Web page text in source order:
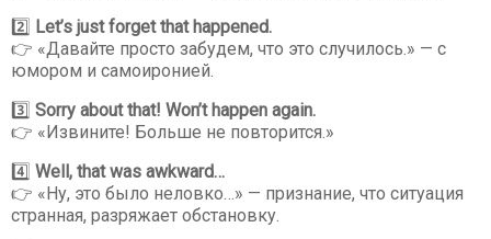
2️⃣ Let’s just forget that happened.
👉 «Давайте просто забудем, что это случилось.» — с
юмором и самоиронией.
3️⃣ Sorry about that! Won’t happen again.
👉 «Извините! Больше не повторится.»
4️⃣ Well, that was awkward…
👉 «Ну, это было неловко…» — признание, что ситуация
странная, разряжает обстановку.